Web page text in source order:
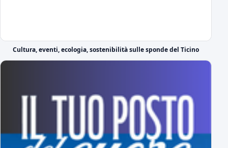
Svelato il calendario del girone A di Serie C
Cultura, eventi, ecologia, sostenibilità sulle sponde del Ticino